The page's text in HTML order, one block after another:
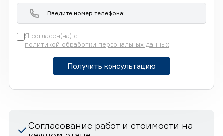
Я согласен(на) с
политикой обработки персональных данных
Получить консультацию
Согласование работ и стоимости на